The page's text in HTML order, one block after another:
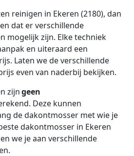
reinigen in Ekeren (2180), dan
dat er verschillende
mogelijk zijn. Elke techniek
en uiteraard een
Laten we de verschillende
even van naderbij bekijken.
zijngeen
Deze kunnen
de dakontmosser met wie je
dakontmosser in Ekeren
we je aan verschillende